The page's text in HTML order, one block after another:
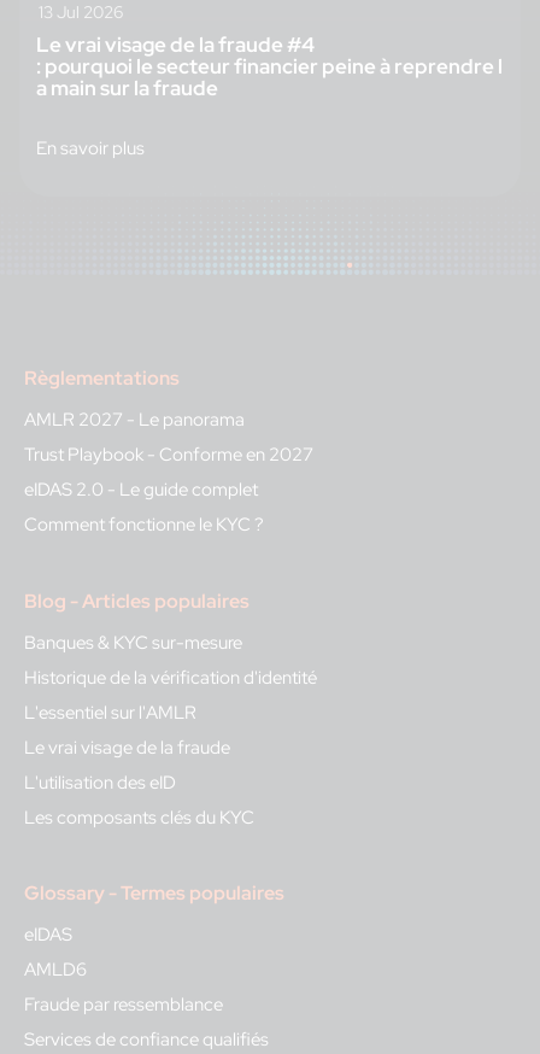
13 Jul 2026
Le vrai visage de la fraude #4
: pourquoi le secteur financier peine à reprendre l
a main sur la fraude
En savoir plus
Règlementations
AMLR 2027 - Le panorama
Trust Playbook - Conforme en 2027
eIDAS 2.0 - Le guide complet
Comment fonctionne le KYC ?
Blog - Articles populaires
Banques & KYC sur-mesure
Historique de la vérification d'identité
L'essentiel sur l'AMLR
Le vrai visage de la fraude
L'utilisation des eID
Les composants clés du KYC
Glossary - Termes populaires
eIDAS
AMLD6
Fraude par ressemblance
Services de confiance qualifiés